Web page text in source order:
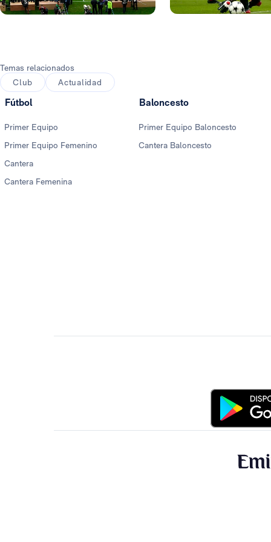
Temas relacionados
Club
Actualidad
Fútbol
Primer Equipo
Primer Equipo Femenino
Cantera
Cantera Femenina
Baloncesto
Primer Equipo Baloncesto
Cantera Baloncesto